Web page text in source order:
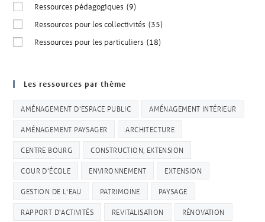
Ressources pédagogiques (9)
Ressources pour les collectivités (35)
Ressources pour les particuliers (18)
Les ressources par thème
AMÉNAGEMENT D'ESPACE PUBLIC AMÉNAGEMENT INTÉRIEUR
AMÉNAGEMENT PAYSAGER ARCHITECTURE
CENTRE BOURG CONSTRUCTION, EXTENSION
COUR D'ÉCOLE ENVIRONNEMENT EXTENSION
GESTION DE L'EAU PATRIMOINE PAYSAGE
RAPPORT D'ACTIVITÉS REVITALISATION RÉNOVATION